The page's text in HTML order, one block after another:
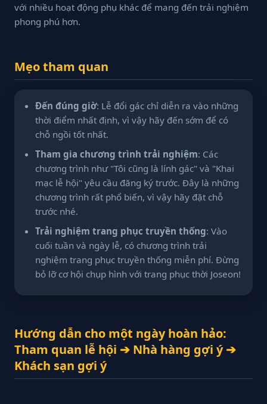
với nhiều hoạt động phụ khác để mang đến trải nghiệm
phong phú hơn.
Mẹo tham quan
Đến đúng giờ: Lễ đổi gác chỉ diễn ra vào những
thời điểm nhất định, vì vậy hãy đến sớm để có
chỗ ngồi tốt nhất.
Tham gia chương trình trải nghiệm: Các
chương trình như "Tôi cũng là lính gác" và "Khai
mạc lễ hội" yêu cầu đăng ký trước. Đây là những
chương trình rất phổ biến, vì vậy hãy đặt chỗ
trước nhé.
Trải nghiệm trang phục truyền thống: Vào
cuối tuần và ngày lễ, có chương trình trải
nghiệm trang phục truyền thống miễn phí. Đừng
bỏ lỡ cơ hội chụp hình với trang phục thời Joseon!
Hướng dẫn cho một ngày hoàn hảo:
Tham quan lễ hội ➔ Nhà hàng gợi ý ➔
Khách sạn gợi ý